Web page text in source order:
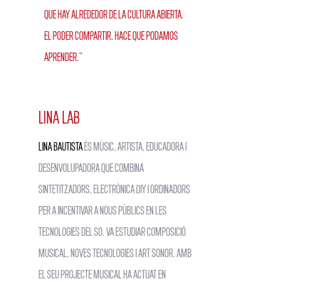
que hay alrededor de la cultura abierta.
El poder compartir, hace que podamos
aprender.”
LINA LAB
Lina Bautistaés músic, artista, educadora i
desenvolupadora que combina
sintetitzadors, electrònica DIY i ordinadors
per a incentivar a nous públics en les
tecnologies del so. Va estudiar composició
musical, noves tecnologies i Art Sonor. Amb
el seu projecte musical ha actuat en